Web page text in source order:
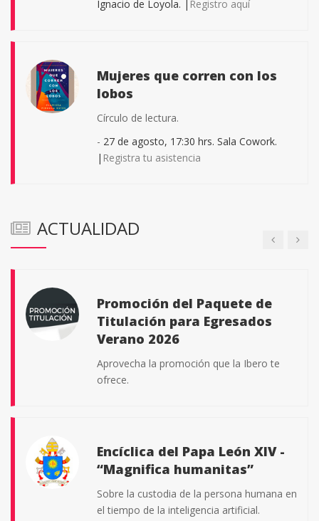
Ignacio de Loyola. | Registro aquí
Mujeres que corren con los
lobos
Círculo de lectura.
- 27 de agosto, 17:30 hrs. Sala Cowork.
| Registra tu asistencia
Certamen Universitario de
nivel superior de la Comarca Lagunera de
Coahuila y Durango.
-Consulta las bases de esta convocatoria.
|
Ver convocatoria
Ibero conecta talento
Feria de prácticas profesionales y
empleabilidad.
-20 de agosto, 9:00 hrs. Auditorio San
ACTUALIDAD
Descarga ya la aplicación
Iberomáforo.
Monitorea el índice ultravioleta.
Consultar fácilmente la colegiatura a pagar
Promoción del Paquete de
Titulación para Egresados
Verano 2026
Aprovecha la promoción que la Ibero te
ofrece.
Encíclica del Papa León XIV -
“Magnifica humanitas”
Sobre la custodia de la persona humana en
el tiempo de la inteligencia artificial.